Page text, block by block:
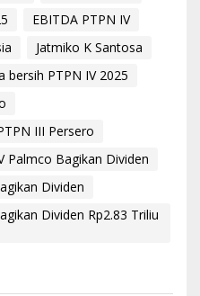
EBITDA PTPN IV
Jatmiko K Santosa
bersih PTPN IV 2025
III Persero
Palmco Bagikan Dividen
Dividen
Dividen Rp2.83 Triliu